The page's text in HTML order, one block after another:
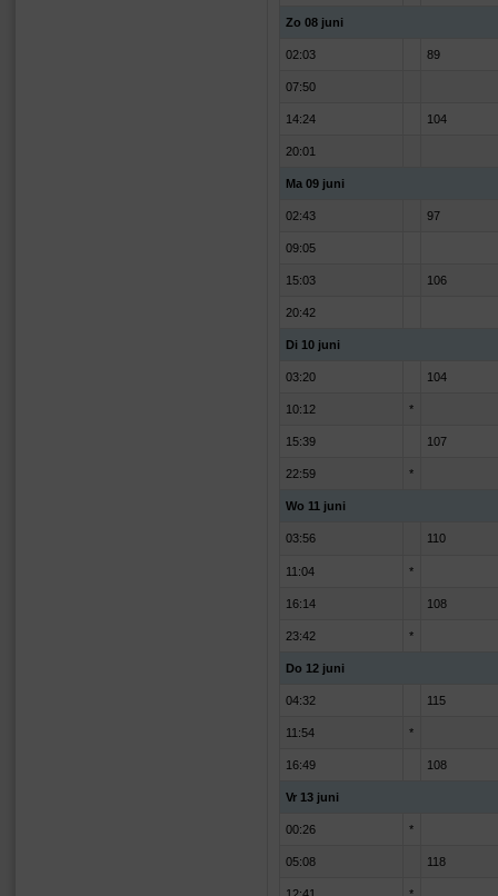
Zo 08 juni
02:03 89
07:50
14:24 104
20:01
Ma 09 juni
02:43 97
09:05
15:03 106
20:42
Di 10 juni
03:20 104
10:12 *
15:39 107
22:59 *
Wo 11 juni
03:56 110
11:04 *
16:14 108
23:42 *
Do 12 juni
04:32 115
11:54 *
16:49 108
Vr 13 juni
00:26 *
05:08 118